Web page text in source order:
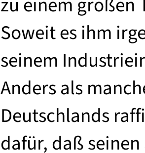
Soweit es ihm
seinem
Anders als
Deutschlands
dafür, daß